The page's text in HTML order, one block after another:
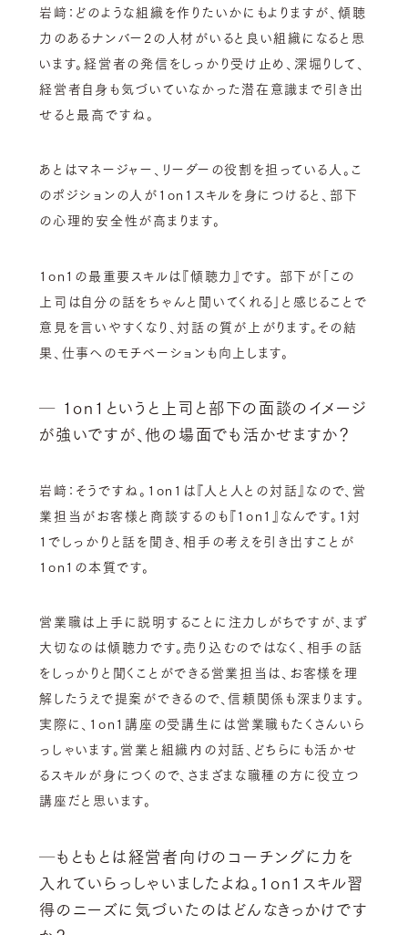
岩﨑：どのような組織を作りたいかにもよりますが、傾聴
力のあるナンバー2の人材がいると良い組織になると思
います。経営者の発信をしっかり受け止め、深堀りして、
経営者自身も気づいていなかった潜在意識まで引き出
せると最高ですね。
あとはマネージャー、リーダーの役割を担っている人。こ
のポジションの人が1on1スキルを身につけると、部下
の心理的安全性が高まります。
1on1の最重要スキルは『傾聴力』です。 部下が「この
上司は自分の話をちゃんと聞いてくれる」と感じることで
意見を言いやすくなり、対話の質が上がります。その結
果、仕事へのモチベーションも向上します。
─ 1on1というと上司と部下の面談のイメージ
が強いですが、他の場面でも活かせますか？
岩﨑：そうですね。1on1は『人と人との対話』なので、営
業担当がお客様と商談するのも『1on1』なんです。1対
1でしっかりと話を聞き、相手の考えを引き出すことが
1on1の本質です。
営業職は上手に説明することに注力しがちですが、まず
大切なのは傾聴力です。売り込むのではなく、相手の話
をしっかりと聞くことができる営業担当は、お客様を理
解したうえで提案ができるので、信頼関係も深まります。
実際に、1on1講座の受講生には営業職もたくさんいら
っしゃいます。営業と組織内の対話、どちらにも活かせ
るスキルが身につくので、さまざまな職種の方に役立つ
講座だと思います。
─もともとは経営者向けのコーチングに力を
入れていらっしゃいましたよね。1on1スキル習
得のニーズに気づいたのはどんなきっかけです